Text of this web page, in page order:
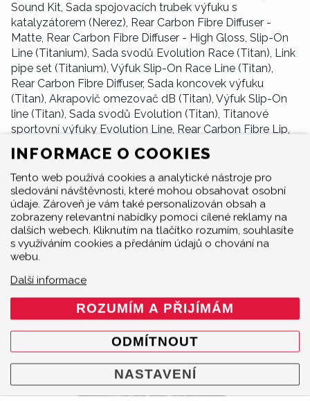
Sound Kit, Sada spojovacích trubek výfuku s
katalyzátorem (Nerez), Rear Carbon Fibre Diffuser -
Matte, Rear Carbon Fibre Diffuser - High Gloss, Slip-On
Line (Titanium), Sada svodů Evolution Race (Titan), Link
pipe set (Titanium), Výfuk Slip-On Race Line (Titan),
Rear Carbon Fibre Diffuser, Sada koncovek výfuku
(Titan), Akrapovič omezovač dB (Titan), Výfuk Slip-On
line (Titan), Sada svodů Evolution (Titan), Titanové
sportovní výfuky Evolution Line, Rear Carbon Fibre Lip,
Sada spojovacích trubek výfuku bez katalyzátoru
(Titan), Karbonové koncovky výfuku, Sada ovladače
střední klapky, Tail pipe set (Titanium) - Black, Optional
Titanium Lip, Slip-On Race Line Adapter Set (SS), Fitting
kit - for mounting on Porsche Cayenne / Coupé (536.2),
Fitting Kit for Porsche Panamera V8 (976), Fitting Kit for
Porsche Panamera V6 (976), Montážní sada.
PORSCHE 911 TURBO / TURBO S
(991.2)
INFORMACE O COOKIES
Tento web používá cookies a analytické nástroje pro
sledování návštěvnosti, které mohou obsahovat osobní
údaje. Zároveň je vám také personalizován obsah a
zobrazeny relevantní nabídky pomoci cílené reklamy na
dalších webech. Kliknutím na tlačítko rozumím, souhlasíte
s využíváním cookies a předáním údajů o chování na
webu.
Další informace
ROZUMÍM A PŘIJÍMÁM
ODMÍTNOUT
NASTAVENÍ